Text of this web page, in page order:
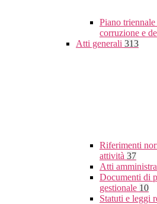
Piano
corruzione e
Atti generali 313
Riferimenti
attività 37
Atti
Documenti di
gestionale 10
Statuti e leggi